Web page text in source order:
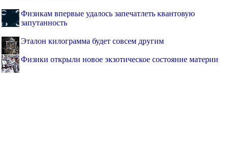
Физикам впервые удалось запечатлеть квантовую
запутанность
Эталон килограмма будет совсем другим
Физики открыли новое экзотическое состояние материи